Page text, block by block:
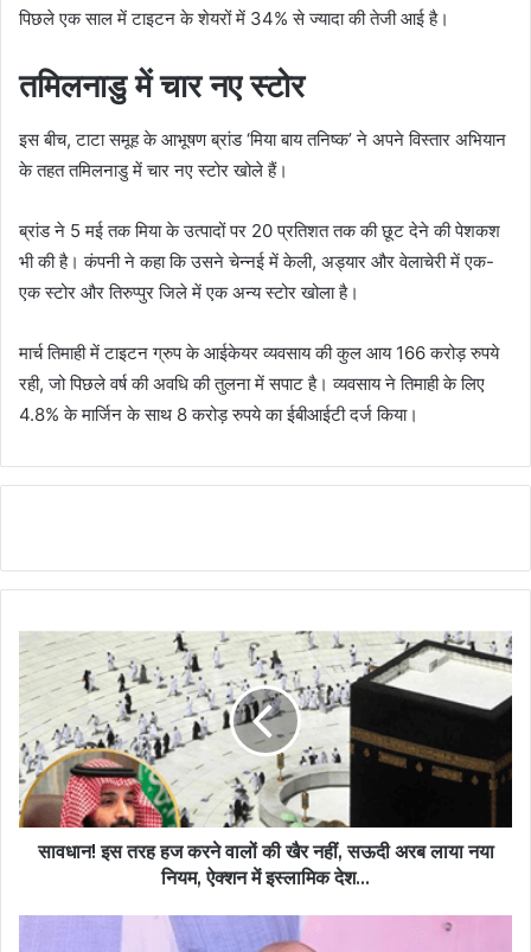
पिछले एक साल में टाइटन के शेयरों में 34% से ज्यादा की तेजी आई है।
तमिलनाडु में चार नए स्टोर
इस बीच, टाटा समूह के आभूषण ब्रांड ‘मिया बाय तनिष्क’ ने अपने विस्तार अभियान
के तहत तमिलनाडु में चार नए स्टोर खोले हैं।
ब्रांड ने 5 मई तक मिया के उत्पादों पर 20 प्रतिशत तक की छूट देने की पेशकश
भी की है। कंपनी ने कहा कि उसने चेन्नई में केली, अड्यार और वेलाचेरी में एक-
एक स्टोर और तिरुप्पुर जिले में एक अन्य स्टोर खोला है।
मार्च तिमाही में टाइटन ग्रुप के आईकेयर व्यवसाय की कुल आय 166 करोड़ रुपये
रही, जो पिछले वर्ष की अवधि की तुलना में सपाट है। व्यवसाय ने तिमाही के लिए
4.8% के मार्जिन के साथ 8 करोड़ रुपये का ईबीआईटी दर्ज किया।
सावधान! इस तरह हज करने वालों की खैर नहीं, सऊदी अरब लाया नया
नियम, ऐक्शन में इस्लामिक देश...